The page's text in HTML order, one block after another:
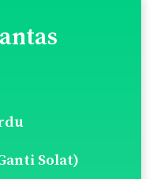
Solat)